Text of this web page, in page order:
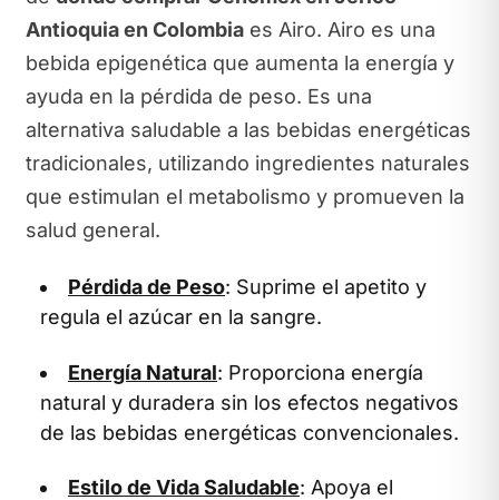
Antioquia en Colombiaes Airo. Airo es una
bebida epigenética que aumenta la energía y
ayuda en la pérdida de peso. Es una
alternativa saludable a las bebidas energéticas
tradicionales, utilizando ingredientes naturales
que estimulan el metabolismo y promueven la
salud general.
Pérdida de Peso: Suprime el apetito y
regula el azúcar en la sangre.
Energía Natural: Proporciona energía
natural y duradera sin los efectos negativos
de las bebidas energéticas convencionales.
Estilo de Vida Saludable: Apoya el